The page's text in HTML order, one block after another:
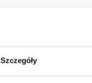
Szczegóły